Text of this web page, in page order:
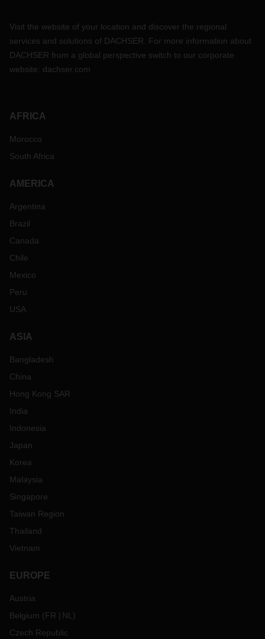
Visit the website of your location and discover the regional
services and solutions of DACHSER. For more information about
DACHSER from a global perspective switch to our corporate
website: dachser.com
AFRICA
Morocco
South Africa
AMERICA
Argentina
Brazil
Canada
Chile
Mexico
Peru
USA
ASIA
Bangladesh
China
Hong Kong SAR
India
Indonesia
Japan
Korea
Malaysia
Singapore
Taiwan Region
Thailand
Vietnam
EUROPE
Austria
Belgium (FR NL )
Czech Republic